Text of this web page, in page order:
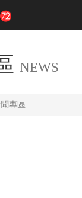
NEWS
專區